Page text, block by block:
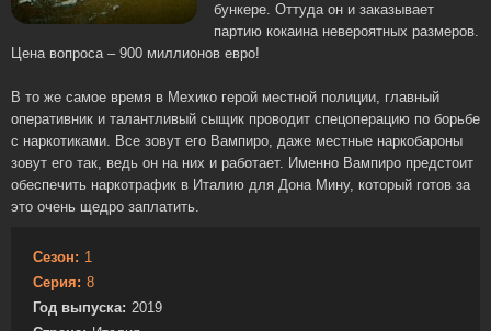
бункере. Оттуда он и заказывает
партию кокаина невероятных размеров.
Цена вопроса – 900 миллионов евро!
В то же самое время в Мехико герой местной полиции, главный
оперативник и талантливый сыщик проводит спецоперацию по борьбе
с наркотиками. Все зовут его Вампиро, даже местные наркобароны
зовут его так, ведь он на них и работает. Именно Вампиро предстоит
обеспечить наркотрафик в Италию для Дона Мину, который готов за
это очень щедро заплатить.
Сезон: 1
Серия: 8
Год выпуска: 2019